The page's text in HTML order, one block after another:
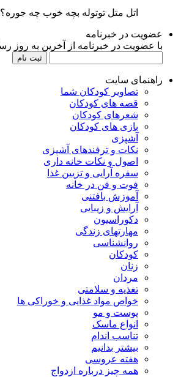
اتل متل توتوله بچه خوب چه
عضویت در خبرنامه
با عضویت در خبرنامه از آخرین به روز
راهنمای سایت
تصاویر کودکان شما
قصه های کودکان
شعرهای کودکان
بازی های کودکان
آشپزی
نکات و ترفندهای آشپزی
اصول و نکات خانه داری
سفره آرایی و تزیین غذا
فوت و فن در خانه
آموزش بافتنی
آرایش و زیبایی
دکوراسیون
مهارتهای زندگی
روانشناسی
کودکان
زنان
مردان
تغذیه و سلامتی
خواص مواد غذایی و خوراکی ها
پوست و مو
انواع ماسک
تناسب اندام
بیشتر بدانیم
هفته عروسی
همه چیز درباره ازدواج